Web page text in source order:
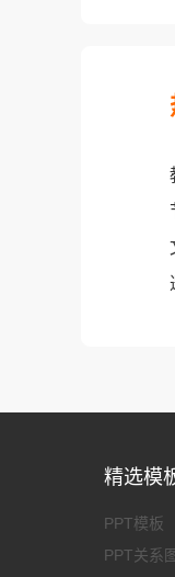
精选模
PPT模板
PPT关系